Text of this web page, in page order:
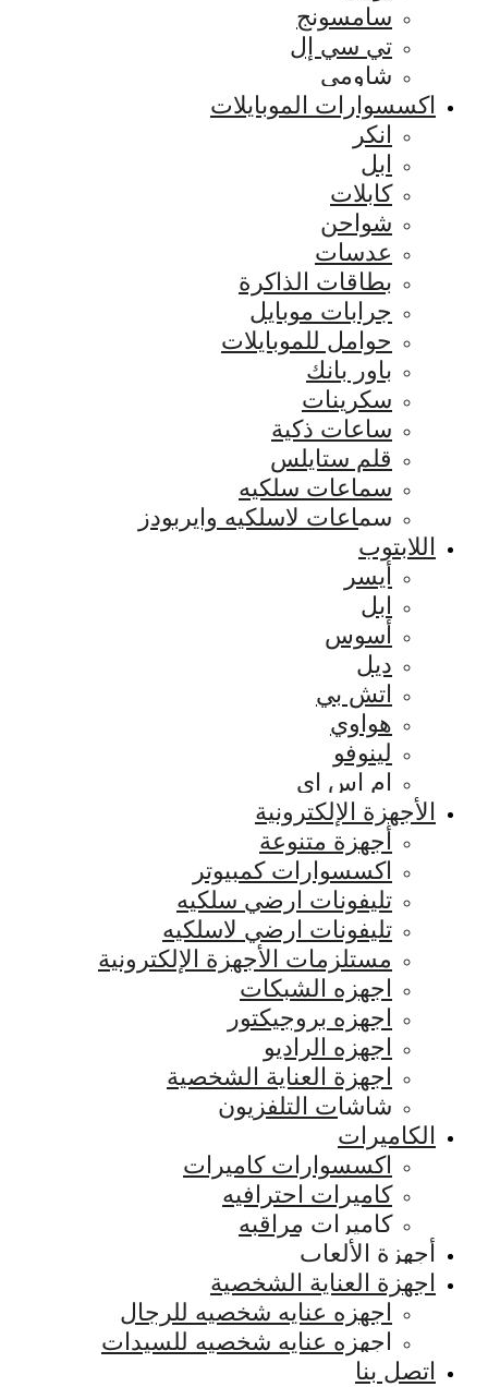
سامسونج
تي سي إل
شاومي
اكسسوارات الموبايلات
انكر
ابل
كابلات
شواحن
عدسات
بطاقات الذاكرة
جرابات موبايل
حوامل للموبايلات
باور بانك
سكرينات
ساعات ذكية
قلم ستايلس
سماعات سلكيه
سماعات لاسلكيه وايربودز
اللابتوب
أيسر
ابل
أسوس
ديل
اتش بي
هواوي
لينوفو
ام اس اي
الأجهزة الإلكترونية
أجهزة متنوعة
اكسسوارات كمبيوتر
تليفونات ارضي سلكيه
تليفونات ارضي لاسلكيه
مستلزمات الأجهزة الإلكترونية
اجهزه الشبكات
اجهزه بروجيكتور
اجهزه الراديو
اجهزة العناية الشخصية
شاشات التلفزيون
الكاميرات
اكسسوارات كاميرات
كاميرات احترافيه
كاميرات مراقبه
أجهزة الألعاب
اجهزة العناية الشخصية
اجهزه عنايه شخصيه للرجال
اجهزه عنايه شخصيه للسيدات
اتصل بنا